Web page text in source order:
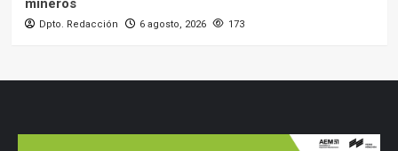
mineros
Dpto. Redacción 6 agosto, 2026 173